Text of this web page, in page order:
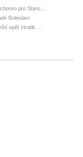
pro Stanc...
Boleslavi
opět ztratili. ...